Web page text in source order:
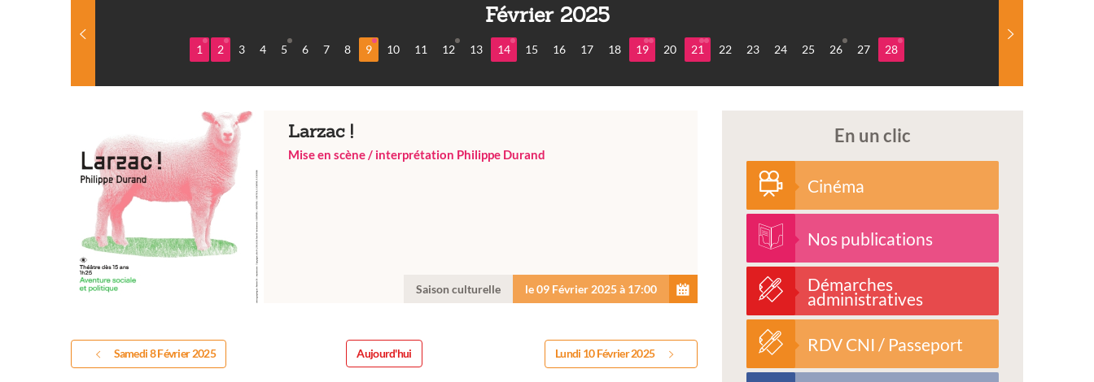
Février 2025
1 2 3 4 5 6 7 8 9 10 11 12 13 14 15 16 17 18 19 20 21 22 23 24 25 26 27 28
Larzac !
Mise en scène / interprétation Philippe Durand
Saison culturelle le 09 Février 2025 à 17:00
Samedi 8 Février 2025 Aujourd'hui Lundi 10 Février 2025
En un clic
Cinéma
Nos publications
Démarches
administratives
RDV CNI / Passeport